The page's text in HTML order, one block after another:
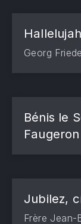
Georg
Bénis le
Faugeron
Jubilez,
Frère